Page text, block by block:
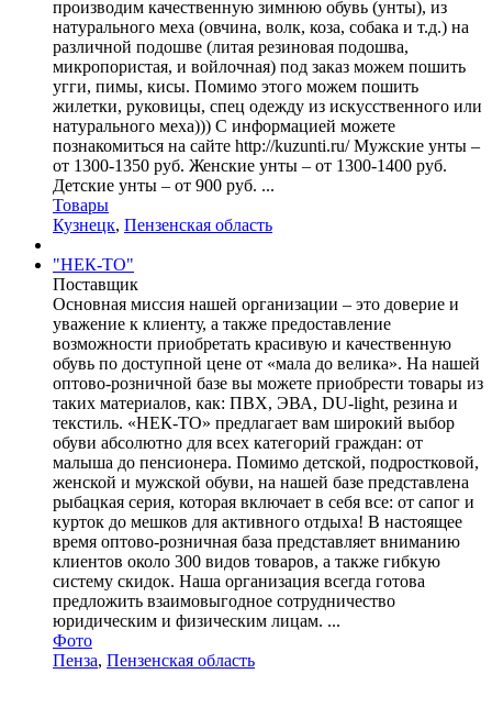
производим качественную зимнюю обувь (унты), из
натурального меха (овчина, волк, коза, собака и т.д.) на
различной подошве (литая резиновая подошва,
микропористая, и войлочная) под заказ можем пошить
угги, пимы, кисы. Помимо этого можем пошить
жилетки, руковицы, спец одежду из искусственного или
натурального меха))) С информацией можете
познакомиться на сайте http://kuzunti.ru/ Мужские унты –
от 1300-1350 руб. Женские унты – от 1300-1400 руб.
Детские унты – от 900 руб. ...
Товары
Кузнецк, Пензенская область
"НЕК-ТО"
Поставщик
Основная миссия нашей организации – это доверие и
уважение к клиенту, а также предоставление
возможности приобретать красивую и качественную
обувь по доступной цене от «мала до велика». На нашей
оптово-розничной базе вы можете приобрести товары из
таких материалов, как: ПВХ, ЭВА, DU-light, резина и
текстиль. «НЕК-ТО» предлагает вам широкий выбор
обуви абсолютно для всех категорий граждан: от
малыша до пенсионера. Помимо детской, подростковой,
женской и мужской обуви, на нашей базе представлена
рыбацкая серия, которая включает в себя все: от сапог и
курток до мешков для активного отдыха! В настоящее
время оптово-розничная база представляет вниманию
клиентов около 300 видов товаров, а также гибкую
систему скидок. Наша организация всегда готова
предложить взаимовыгодное сотрудничество
юридическим и физическим лицам. ...
Фото
Пенза, Пензенская область